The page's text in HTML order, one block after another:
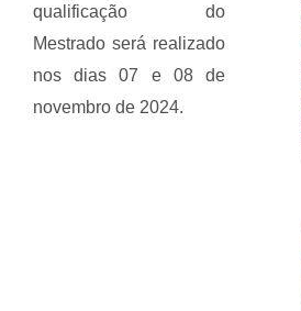
qualificação do
Mestrado será realizado
nos dias 07 e 08 de
novembro de 2024.